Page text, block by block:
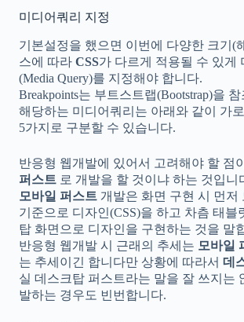
미디어쿼리 지정
기본설정을 했으면 이번에 다양한 크기(
스에 따라 CSS가 다르게 적용될 수 있게
(Media Query)를 지정해야 합니다.
Breakpoints는 부트스트랩(Bootstrap)을
해당하는 미디어쿼리는 아래와 같이 가
5가지로 구분할 수 있습니다.
반응형 웹개발에 있어서 고려해야 할 점
퍼스트 로 개발을 할 것이냐 하는 것입니
모바일 퍼스트 개발은 화면 구현 시 먼저
기준으로 디자인(CSS)을 하고 차츰 태블
탑 화면으로 디자인을 구현하는 것을 말
반응형 웹개발 시 근래의 추세는 모바일
는 추세이긴 합니다만 상황에 따라서 데
실 데스크탑 퍼스트라는 말을 잘 쓰지는
발하는 경우도 빈번합니다.